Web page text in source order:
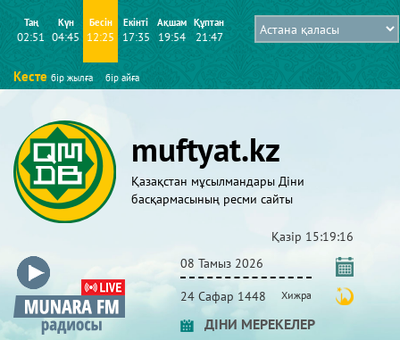
Таң
02:51
Күн
04:45
Бесін
12:25
Екінті
17:35
Ақшам
19:54
Құптан
21:47
Кесте бір жылға бір айға
muftyat.kz
Қазақстан мұсылмандары Діни
басқармасының ресми сайты
Қазір 15:19:17
08 Тамыз 2026
24 Сафар 1448 Хижра
ДІНИ МЕРЕКЕЛЕР